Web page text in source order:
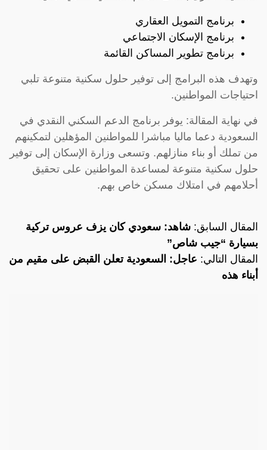
برنامج التمويل العقاري
برنامج الإسكان الاجتماعي
برنامج تطوير المساكن القائمة
وتهدف هذه البرامج إلى توفير حلول سكنية متنوعة تلبي
احتياجات المواطنين.
في نهاية المقالة: يوفر برنامج الدعم السكني النقدي في
السعودية دعما ماليا مباشرا للمواطنين المؤهلين لتمكينهم
من تملك أو بناء منازلهم. وتسعى وزارة الإسكان إلى توفير
حلول سكنية متنوعة لمساعدة المواطنين على تحقيق
أحلامهم في امتلاك مسكن خاص بهم.
المقال السابق: شاهد: سعودي كان يزف عروس تركية
بسيارة “جيب شاص”
المقال التالي: عاجل: السعودية تعلن القبض على مقيم من
أبناء هذه